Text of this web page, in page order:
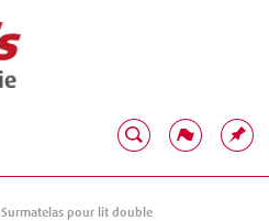
Surmatelas pour lit double